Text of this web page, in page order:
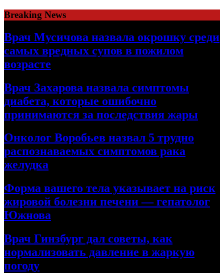
Skip
to
content
Breaking News
Врач Мусичова назвала окрошку среди
самых вредных супов в пожилом
возрасте
Врач Захарова назвала симптомы
диабета, которые ошибочно
принимаются за последствия жары
Онколог Воробьев назвал 5 трудно
распознаваемых симптомов рака
желудка
Форма вашего тела указывает на риск
жировой болезни печени — гепатолог
Южнова
Врач Гинзбург дал советы, как
нормализовать давление в жаркую
погоду